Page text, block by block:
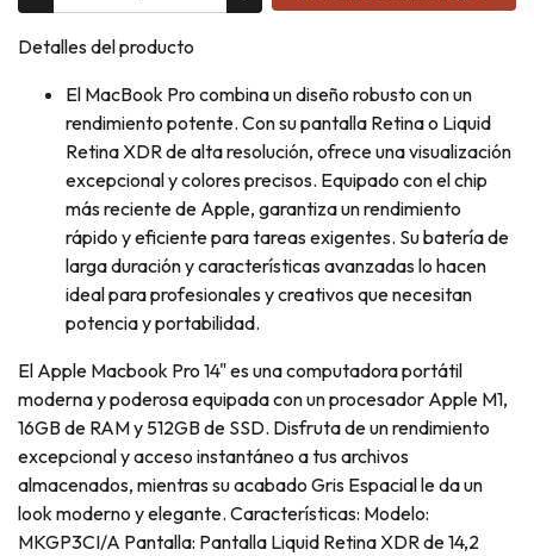
Detalles del producto
El MacBook Pro combina un diseño robusto con un
rendimiento potente. Con su pantalla Retina o Liquid
Retina XDR de alta resolución, ofrece una visualización
excepcional y colores precisos. Equipado con el chip
más reciente de Apple, garantiza un rendimiento
rápido y eficiente para tareas exigentes. Su batería de
larga duración y características avanzadas lo hacen
ideal para profesionales y creativos que necesitan
potencia y portabilidad.
El Apple Macbook Pro 14" es una computadora portátil
moderna y poderosa equipada con un procesador Apple M1,
16GB de RAM y 512GB de SSD. Disfruta de un rendimiento
excepcional y acceso instantáneo a tus archivos
almacenados, mientras su acabado Gris Espacial le da un
look moderno y elegante. Características: Modelo:
MKGP3CI/A Pantalla: Pantalla Liquid Retina XDR de 14,2